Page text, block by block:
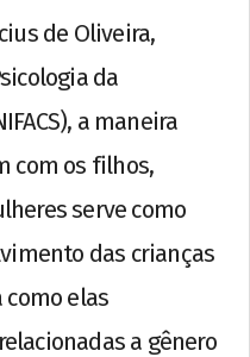
de Oliveira,
da
a maneira
com os filhos,
serve como
das crianças
elas
a gênero